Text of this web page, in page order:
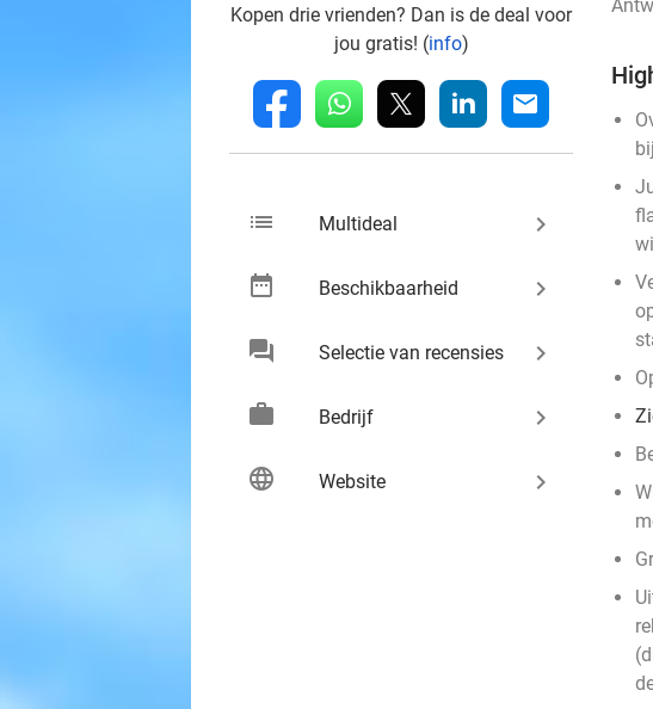
Kopen drie vrienden? Dan is de deal voor
jou gratis! (info)
fb whatsapp linkedin mail
list Multideal keyboard_arrow_right
date_range Beschikbaarheid keyboard_arrow_right
chat Selectie van recensies keyboard_arrow_right
work Bedrijf keyboard_arrow_right
language Website keyboard_arrow_right